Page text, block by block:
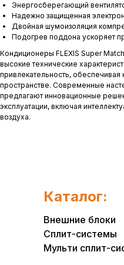
Энергосберегающий
Надежно защищенная
Двойная шумоизоляция
Подогрев поддона ускоряет
Кондиционеры FLEXIS Super
высокие технические
привлекательность,
пространстве. Современные
предлагают инновационные
эксплуатации, включая
воздуха.
Внешние блоки
Сплит-системы
Мульти сплит-
Каталог: